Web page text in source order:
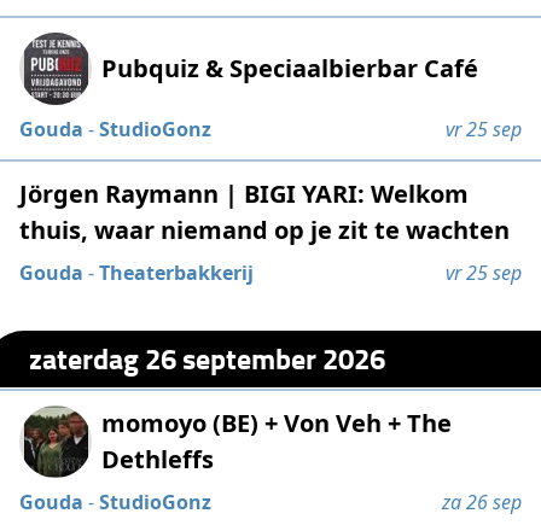
Pubquiz & Speciaalbierbar Café
Gouda -StudioGonz vr 25 sep
Jörgen Raymann | BIGI YARI: Welkom
thuis, waar niemand op je zit te wachten
Gouda -Theaterbakkerij vr 25 sep
zaterdag 26 september 2026
momoyo (BE) + Von Veh + The
Dethleffs
Gouda -StudioGonz za 26 sep